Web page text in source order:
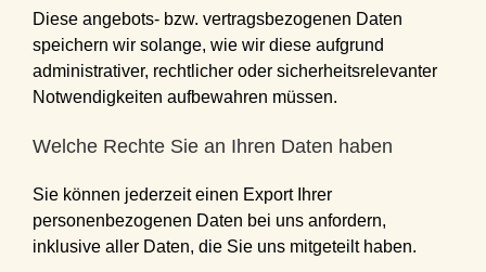
Diese angebots- bzw. vertragsbezogenen Daten
speichern wir solange, wie wir diese aufgrund
administrativer, rechtlicher oder sicherheitsrelevanter
Notwendigkeiten aufbewahren müssen.
Welche Rechte Sie an Ihren Daten haben
Sie können jederzeit einen Export Ihrer
personenbezogenen Daten bei uns anfordern,
inklusive aller Daten, die Sie uns mitgeteilt haben.